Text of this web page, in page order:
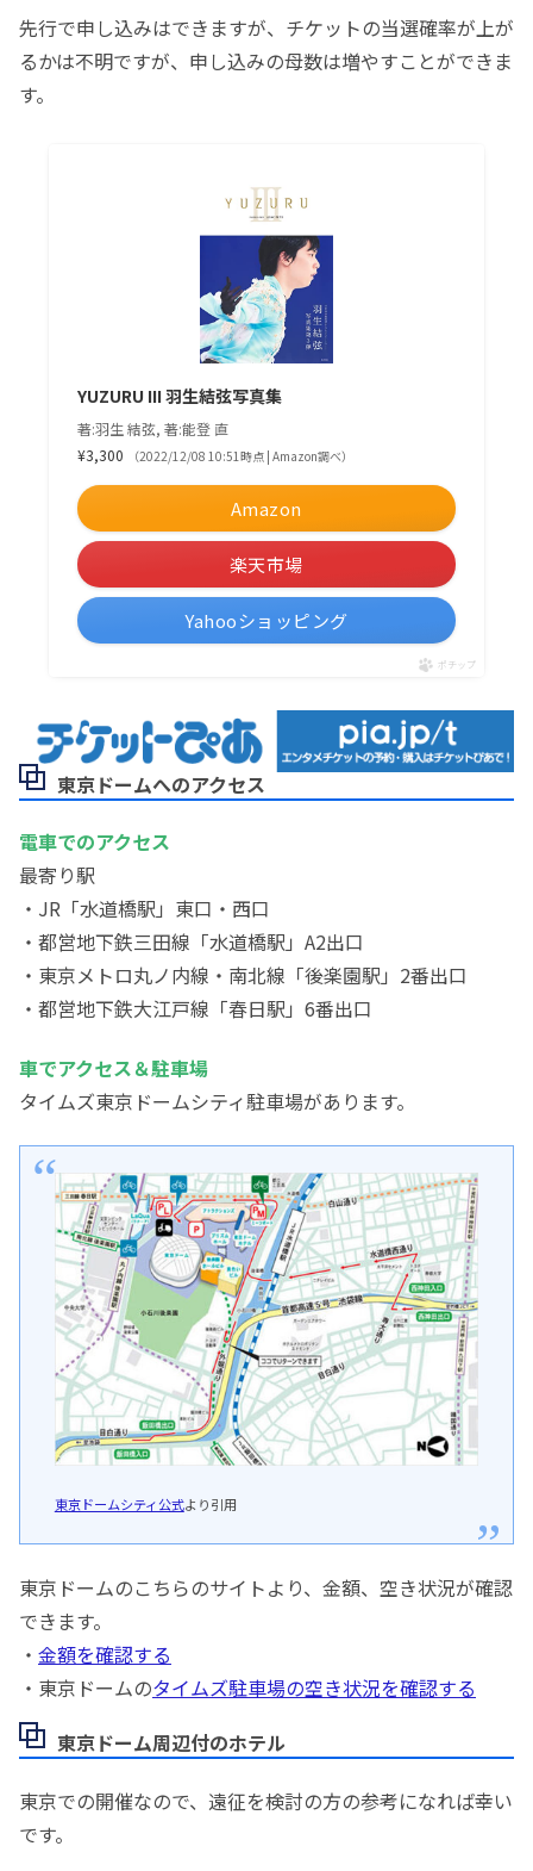
先行で申し込みはできますが、チケットの当選確率が上が
るかは不明ですが、申し込みの母数は増やすことができま
す。
YUZURU III 羽生結弦写真集
著:羽生 結弦, 著:能登 直
¥3,300
（2022/12/08 10:51時点 | Amazon調べ）
Amazon
楽天市場
Yahooショッピング
ポチップ
東京ドームへのアクセス
電車でのアクセス
最寄り駅
・JR「水道橋駅」東口・西口
・都営地下鉄三田線「水道橋駅」A2出口
・東京メトロ丸ノ内線・南北線「後楽園駅」2番出口
・都営地下鉄大江戸線「春日駅」6番出口
車でアクセス＆駐車場
タイムズ東京ドームシティ駐車場があります。
東京ドームシティ公式より引用
東京ドームのこちらのサイトより、金額、空き状況が確認
できます。
・ 金額を確認する
・東京ドームのタイムズ駐車場の空き状況を確認する
東京ドーム周辺付のホテル
東京での開催なので、遠征を検討の方の参考になれば幸い
です。